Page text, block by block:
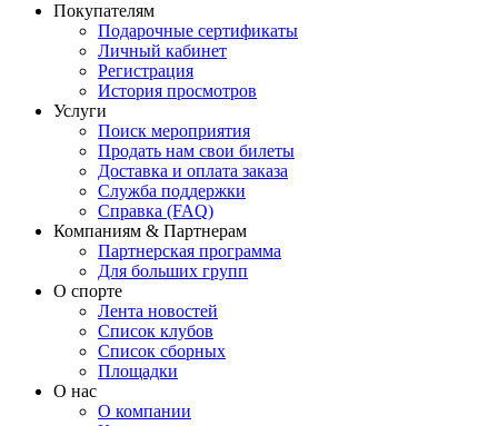
Покупателям
Подарочные сертификаты
Личный кабинет
Регистрация
История просмотров
Услуги
Поиск мероприятия
Продать нам свои билеты
Доставка и оплата заказа
Служба поддержки
Справка (FAQ)
Компаниям & Партнерам
Партнерская программа
Для больших групп
О спорте
Лента новостей
Список клубов
Список сборных
Площадки
О нас
О компании